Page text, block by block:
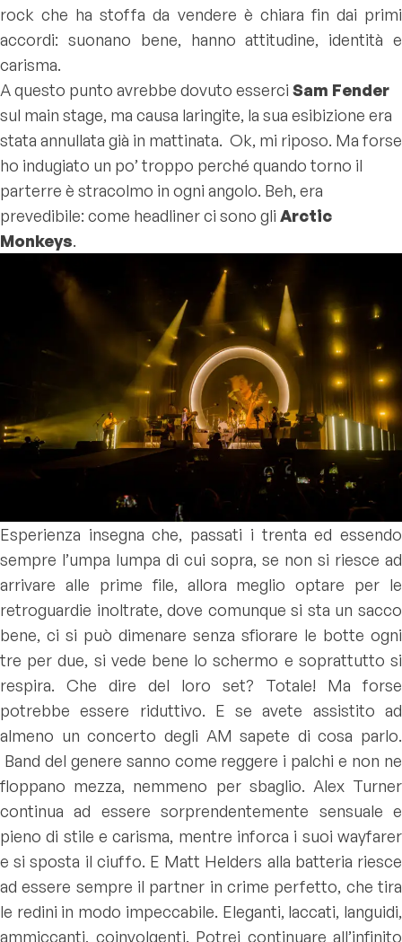
rock che ha stoffa da vendere è chiara fin dai primi
accordi: suonano bene, hanno attitudine, identità e
carisma.
A questo punto avrebbe dovuto esserci Sam Fender
sul main stage, ma causa laringite, la sua esibizione era
stata annullata già in mattinata. Ok, mi riposo. Ma forse
ho indugiato un po’ troppo perché quando torno il
parterre è stracolmo in ogni angolo. Beh, era
prevedibile: come headliner ci sono gli Arctic
Monkeys.
Esperienza insegna che, passati i trenta ed essendo
sempre l’umpa lumpa di cui sopra, se non si riesce ad
arrivare alle prime file, allora meglio optare per le
retroguardie inoltrate, dove comunque si sta un sacco
bene, ci si può dimenare senza sfiorare le botte ogni
tre per due, si vede bene lo schermo e soprattutto si
respira. Che dire del loro set? Totale! Ma forse
potrebbe essere riduttivo. E se avete assistito ad
almeno un concerto degli AM sapete di cosa parlo.
Band del genere sanno come reggere i palchi e non ne
floppano mezza, nemmeno per sbaglio. Alex Turner
continua ad essere sorprendentemente sensuale e
pieno di stile e carisma, mentre inforca i suoi wayfarer
e si sposta il ciuffo. E Matt Helders alla batteria riesce
ad essere sempre il partner in crime perfetto, che tira
le redini in modo impeccabile. Eleganti, laccati, languidi,
ammiccanti, coinvolgenti. Potrei continuare all’infinito